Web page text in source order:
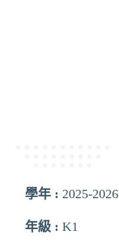
學年 : 2025-2026
年級 : K1
聯絡我們